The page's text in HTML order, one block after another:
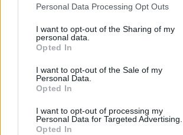
Personal Data Processing Opt Outs
I want to opt-out of the Sharing of my
personal data.
Opted In
I want to opt-out of the Sale of my
Personal Data.
Opted In
I want to opt-out of processing my
Personal Data for Targeted Advertising.
Opted In